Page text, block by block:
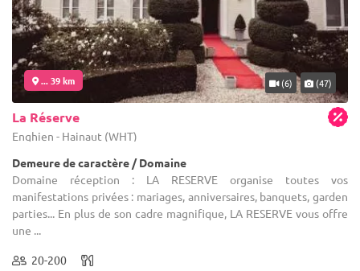
... 39 km (6) (47)
La Réserve
Enghien - Hainaut (WHT)
Demeure de caractère / Domaine
Domaine réception : LA RESERVE organise toutes vos
manifestations privées : mariages, anniversaires, banquets, garden
parties... En plus de son cadre magnifique, LA RESERVE vous offre
une ...
20-200